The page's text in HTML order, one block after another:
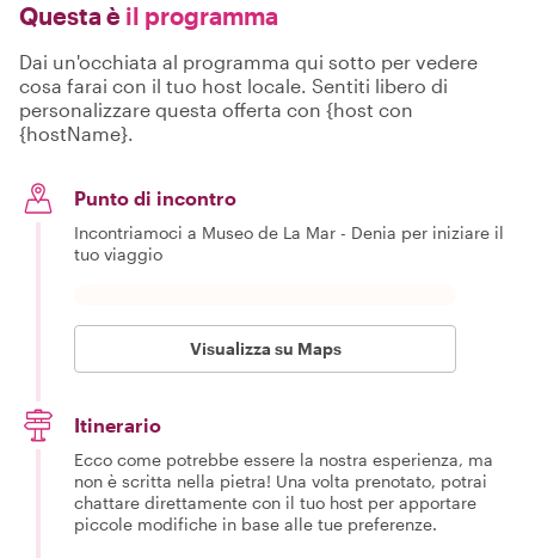
Questa è il programma
Dai un'occhiata al programma qui sotto per vedere
cosa farai con il tuo host locale. Sentiti libero di
personalizzare questa offerta con {host con
{hostName}.
Punto di incontro
Incontriamoci a Museo de La Mar - Denia per iniziare il
tuo viaggio
Visualizza su Maps
Itinerario
Ecco come potrebbe essere la nostra esperienza, ma
non è scritta nella pietra! Una volta prenotato, potrai
chattare direttamente con il tuo host per apportare
piccole modifiche in base alle tue preferenze.